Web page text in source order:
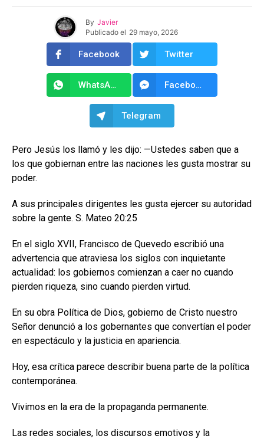
By Javier
Publicado el 29 mayo, 2026
Facebook Twitter
WhatsApp Facebook Messenger
Telegram
Pero Jesús los llamó y les dijo: —Ustedes saben que a
los que gobiernan entre las naciones les gusta mostrar su
poder.
A sus principales dirigentes les gusta ejercer su autoridad
sobre la gente. S. Mateo 20:25
En el siglo XVII, Francisco de Quevedo escribió una
advertencia que atraviesa los siglos con inquietante
actualidad: los gobiernos comienzan a caer no cuando
pierden riqueza, sino cuando pierden virtud.
En su obra Política de Dios, gobierno de Cristo nuestro
Señor denunció a los gobernantes que convertían el poder
en espectáculo y la justicia en apariencia.
Hoy, esa crítica parece describir buena parte de la política
contemporánea.
Vivimos en la era de la propaganda permanente.
Las redes sociales, los discursos emotivos y la